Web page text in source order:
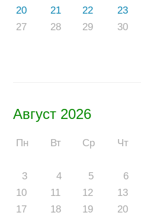
20
21 22 23
27
28 29 30
Август 2026
Пн Вт Ср Чт
3
4 5 6
10
11 12 13
17
18 19 20